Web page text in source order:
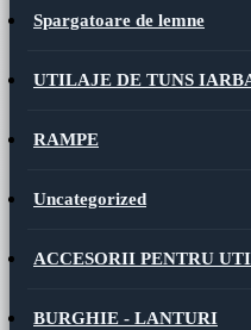
Spargatoare de lemne
UTILAJE DE TUNS
RAMPE
Uncategorized
ACCESORII PENTRU
BURGHIE - LANTURI